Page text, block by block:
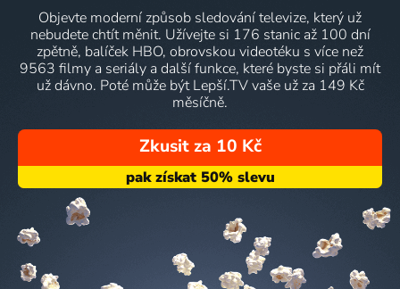
Objevte moderní způsob sledování televize, který už
nebudete chtít měnit. Užívejte si 176 stanic až 100 dní
zpětně, balíček HBO, obrovskou videotéku s více než
9563 filmy a seriály a další funkce, které byste si přáli mít
už dávno. Poté může být Lepší.TV vaše už za 149 Kč
měsíčně.
Zkusit za 10 Kč